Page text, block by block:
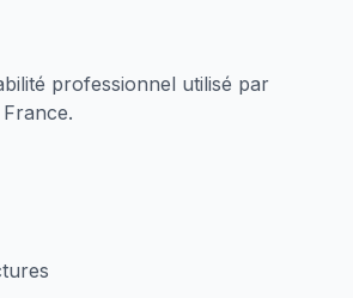
professionnel utilisé par